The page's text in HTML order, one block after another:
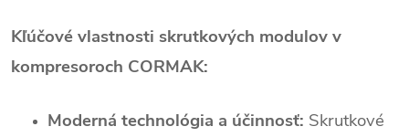
Kľúčové vlastnosti skrutkových modulov v
kompresoroch CORMAK:
Moderná technológia a účinnosť: Skrutkové